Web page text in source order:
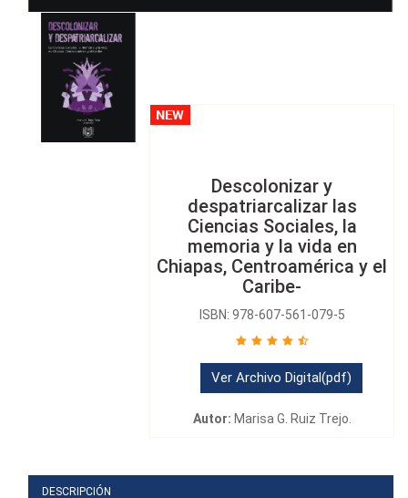
Descolonizar y
despatriarcalizar las
Ciencias Sociales, la
memoria y la vida en
Chiapas, Centroamérica y el
Caribe-
ISBN: 978-607-561-079-5
Ver Archivo Digital(pdf)
Autor: Marisa G. Ruiz Trejo.
DESCRIPCIÓN